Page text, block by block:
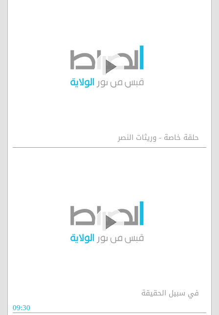
حلقة خاصة - وريثات النصر
في سبيل الحقيقة
09:30